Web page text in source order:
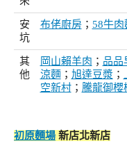
安
坑
布佬廚房； 58牛肉
其
他
岡山賴羊肉 ； 品品
涼麵 ； 旭達豆漿；
空新村； 騰龍御櫻
初原麵場 新店北新店